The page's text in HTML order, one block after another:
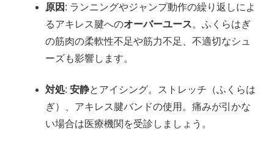
原因 : ランニングやジャンプ動作の繰り返しによ
るアキレス腱へのオーバーユース。ふくらはぎ
の筋肉の柔軟性不足や筋力不足、不適切なシュ
ーズも影響します。
対処:安静とアイシング。ストレッチ（ふくらは
ぎ）、アキレス腱バンドの使用。痛みが引かな
い場合は医療機関を受診しましょう。